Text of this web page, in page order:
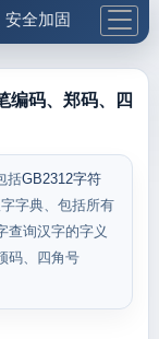
安全加固
更多工具
编码、郑码、四
括GB2312字符
字典、包括所有
查询汉字的字义
码、四角号